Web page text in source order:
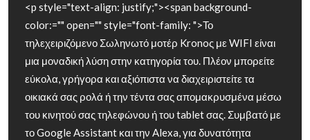
<p style="text-align: justify;"><span background-
color:="" open="" style="font-family: ">Το
τηλεχειριζόμενο Σωληνωτό μοτέρ Kronoς με WIFI είναι
μια μοναδική λύση στην κατηγορία του. Πλέον μπορείτε
εύκολα, γρήγορα και αξιόπιστα να διαχειριστείτε τα
οικιακά σας ρολά ή την τέντα σας απομακρυσμένα μέσω
του κινητού σας τηλεφώνου ή του tablet σας. Συμβατό με
το Google Assistant και την Alexa, για δυνατότητα